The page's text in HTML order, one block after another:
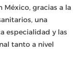
gracias a la
una
especialidad y las
tanto a nivel